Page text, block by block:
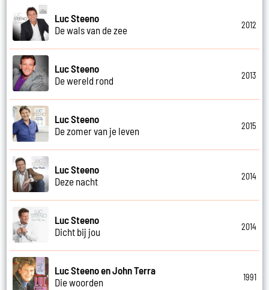
Luc Steeno
De wals van de zee
2012
Luc Steeno
De wereld rond
2013
Luc Steeno
De zomer van je leven
2015
Luc Steeno
Deze nacht
2014
Luc Steeno
Dicht bij jou
2014
Luc Steeno en John Terra
Die woorden
1991